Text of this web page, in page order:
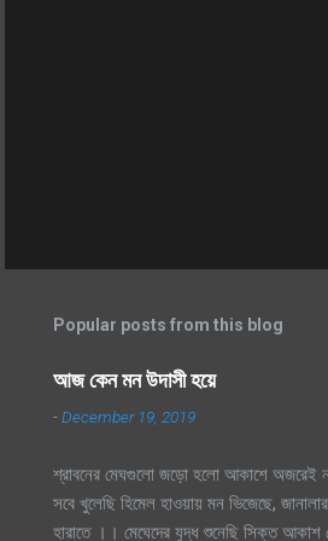
Popular posts from this blog
আজ কেন মন উদাসী হয়ে
-December 19, 2019
শ্রাবনের মেঘগুলো জড়ো হলো আকাশে অজরেই
সবে খুলেছি হিমেল হাওয়ায় মন ভিজেছে,
হারাতে ।। মেঘেদের যুদ্ধ শুনেছি সিক্ত আকাশ